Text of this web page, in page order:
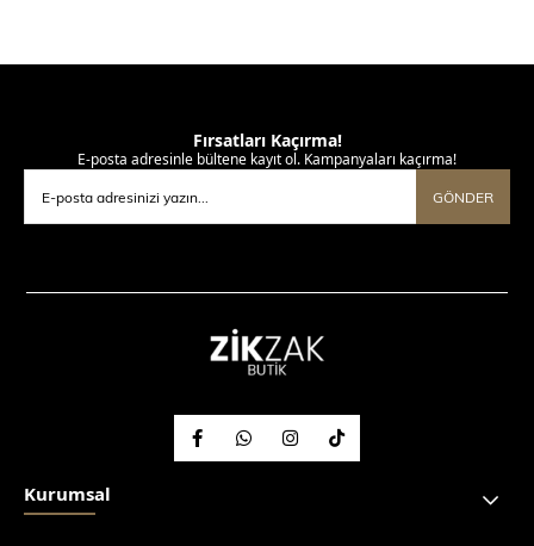
Fırsatları Kaçırma!
E-posta adresinle bültene kayıt ol. Kampanyaları kaçırma!
GÖNDER
Kurumsal